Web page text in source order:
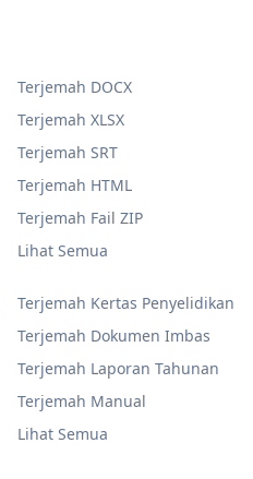
Terjemah Kertas Penyelidikan
Terjemah Dokumen Imbas
Terjemah Laporan Tahunan
Terjemah Manual
Lihat Semua
Terjemah DOCX
Terjemah XLSX
Terjemah SRT
Terjemah HTML
Terjemah Fail ZIP
Lihat Semua